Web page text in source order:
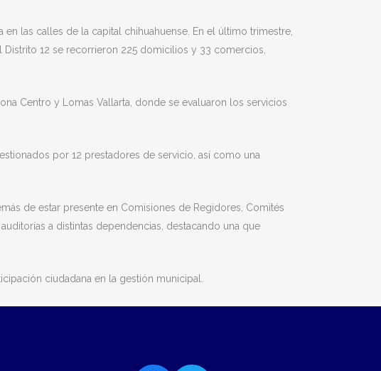
las calles de la capital chihuahuense. En el último trimestre,
Distrito 12 se recorrieron 225 domicilios y 33 comercios,
Centro y Lomas Vallarta, donde se evaluaron los servicios
por 12 prestadores de servicio, así como una
de estar presente en Comisiones de Regidores, Comités
a distintas dependencias, destacando una que
ciudadana en la gestión municipal.